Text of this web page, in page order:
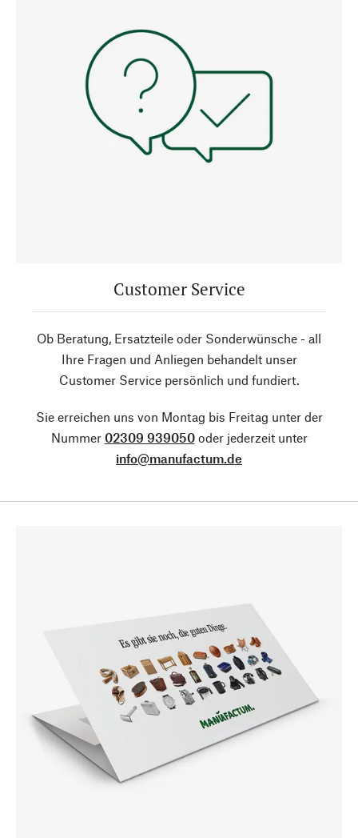
Customer Service
Ob Beratung, Ersatzteile oder Sonderwünsche - all
Ihre Fragen und Anliegen behandelt unser
Customer Service persönlich und fundiert.
Sie erreichen uns von Montag bis Freitag unter der
Nummer 02309 939050oder jederzeit unter
info@manufactum.de